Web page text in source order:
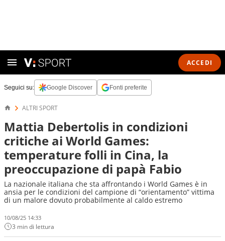
ACCEDI
Seguici su: Google Discover Fonti preferite
ALTRI SPORT
Mattia Debertolis in condizioni
critiche ai World Games:
temperature folli in Cina, la
preoccupazione di papà Fabio
La nazionale italiana che sta affrontando i World Games è in
ansia per le condizioni del campione di “orientamento” vittima
di un malore dovuto probabilmente al caldo estremo
10/08/25 14:33
3 min di lettura